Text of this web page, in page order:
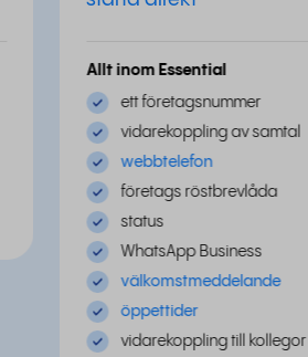
Allt inom Essential
ett företagsnummer
vidarekoppling av samtal
webbtelefon
företags röstbrevlåda
status
WhatsApp Business
välkomstmeddelande
öppettider
vidarekoppling till kollegor